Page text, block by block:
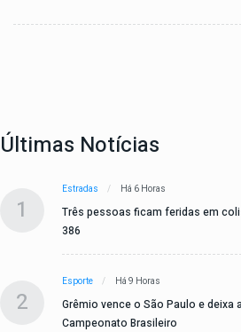
Últimas Notícias
1
Estradas Há 6 Horas
Três pessoas ficam feridas em
386
2
Esporte Há 9 Horas
Grêmio vence o São Paulo e deixa
Campeonato Brasileiro